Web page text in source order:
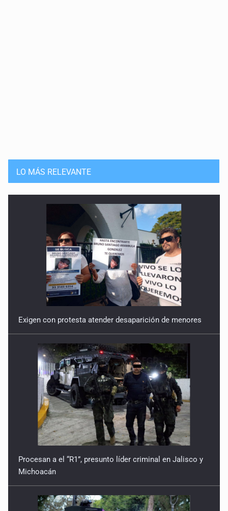
LO MÁS RELEVANTE
Exigen con protesta atender desaparición de menores
Procesan a el “R1”, presunto líder criminal en Jalisco y
Michoacán